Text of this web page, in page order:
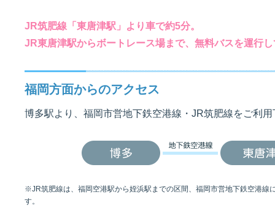
JR筑肥線「東唐津駅」より車で約5分。
JR東唐津駅からボートレース場まで、無料バスを運行
福岡方面からのアクセス
博多駅より、福岡市営地下鉄空港線・JR筑肥線をご利用
※JR筑肥線は、福岡空港駅から姪浜駅までの区間、福岡市営地下鉄空港線
す。